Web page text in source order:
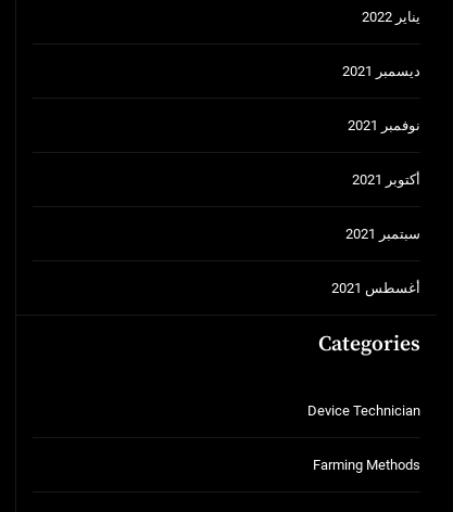
يناير 2022
ديسمبر 2021
نوفمبر 2021
أكتوبر 2021
سبتمبر 2021
أغسطس 2021
Categories
Device Technician
Farming Methods